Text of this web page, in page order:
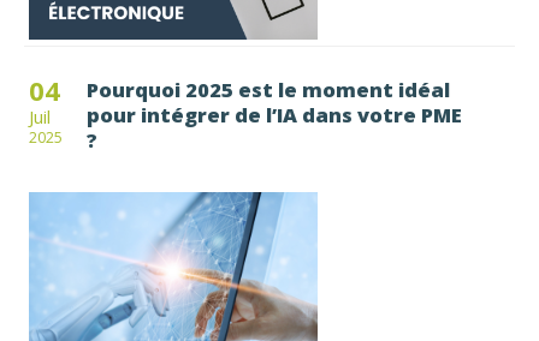
04
Juil
2025
Pourquoi 2025 est le moment idéal
pour intégrer de l’IA dans votre PME
?